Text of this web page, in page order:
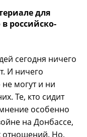
для
российско-
сегодня ничего
И ничего
могут и ни
Те, кто сидит
особенно
на Донбассе,
отношений. Но,